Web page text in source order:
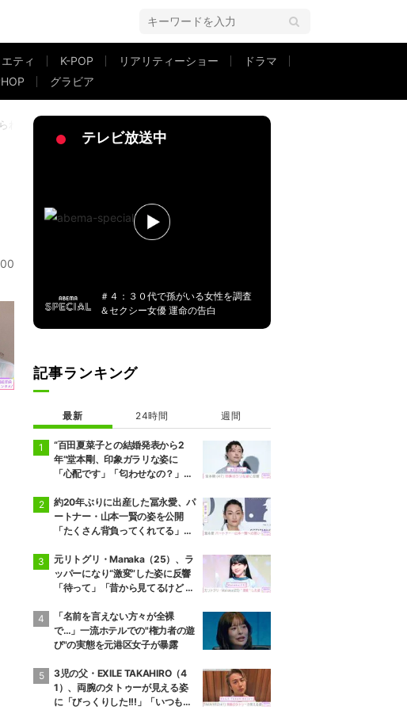
ティ K-POP リアリティーショー
ドラマ
グラビア
ないぐらいそっくり」「双子のようですね！」と驚きの声
テレビ放送中
＃４：３０代で孫がいる女性を調査
＆セクシー女優 運命の告白
記事ランキング
最新 24時間 週間
“百田夏菜子との結婚発表から2
年”堂本剛、印象ガラリな姿に
「心配です」「匂わせなの？」な
約20年ぶりに出産した冨永愛、パ
ートナー・山本一賢の姿を公開
「たくさん背負ってくれてる」感
元リトグリ・Manaka（25）、ラ
ッパーになり“激変”した姿に反響
「待って」「昔から見てるけど 最
「名前を言えない方々が全裸
で…」一流ホテルでの"権力者の遊
び"の実態を元港区女子が暴露
3児の父・EXILE TAKAHIRO（4
1）、両腕のタトゥーが見える姿
に「びっくりした!!!」「いつもと